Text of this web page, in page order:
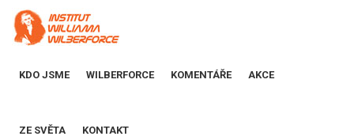
KDO JSME WILBERFORCE KOMENTÁŘE AKCE
ZE SVĚTA KONTAKT